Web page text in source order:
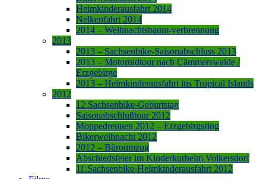
Heimkinderausfahrt 2014
Nelkenfahrt 2014
2014 – Weihnachtsbaum-verbrennung
2013
2013 – Sachsenbike-Saisonabschluss 2013
2013 – Motorradtour nach Cämmerswalde /
Erzgebirge
2013 – Heimkinderausfahrt ins Tropical Islands
2012
12.Sachsenbike-Geburtstag
Saisonabschlußtour 2012
Moppedrennen 2012 – Erzgebirgsring
Bikerweihnacht 2012
2012 – Büroumzug
Abschiedsfeier im Kinderkurheim Volkersdorf
11.Sachsenbike-Heimkinderausfahrt 2012